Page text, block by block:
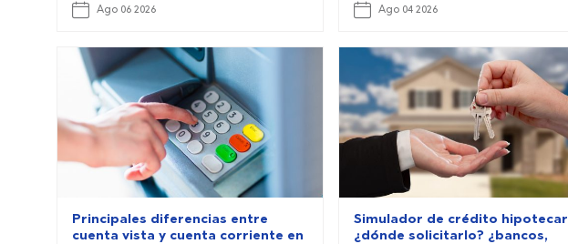
Ago 06 2026 Ago 04 2026
Principales diferencias entre
cuenta vista y cuenta corriente en
Simulador de crédito
¿dónde solicitarlo? ¿bancos,